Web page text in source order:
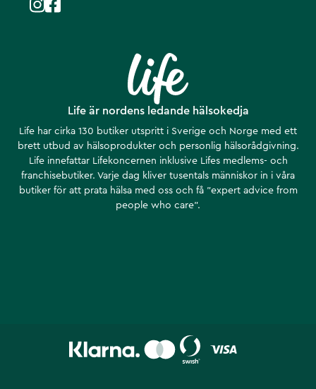
Life är nordens ledande hälsokedja
Life har cirka 130 butiker utspritt i Sverige och Norge med ett
brett utbud av hälsoprodukter och personlig hälsorådgivning.
Life innefattar Lifekoncernen inklusive Lifes medlems- och
franchisebutiker. Varje dag kliver tusentals människor in i våra
butiker för att prata hälsa med oss och få ”expert advice from
people who care”.